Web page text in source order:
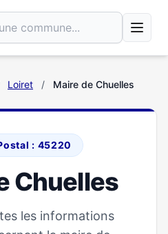
Loiret / Maire de Chuelles
: 45220
Chuelles
les informations